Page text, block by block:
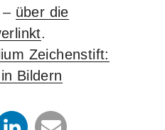
über die
.
Zeichenstift:
Bildern